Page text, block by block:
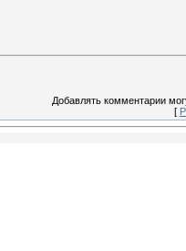
Добавлять комментарии
[